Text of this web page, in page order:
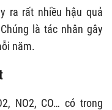
ra rất nhiều hậu quả
là tác nhân gây
năm.
2, NO2, CO… có trong